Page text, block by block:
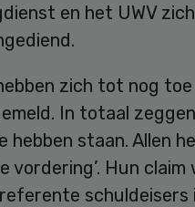
en het UWV
zich tot nog
In totaal
hebben staan. Allen
vordering’. Hun
schuldeisers